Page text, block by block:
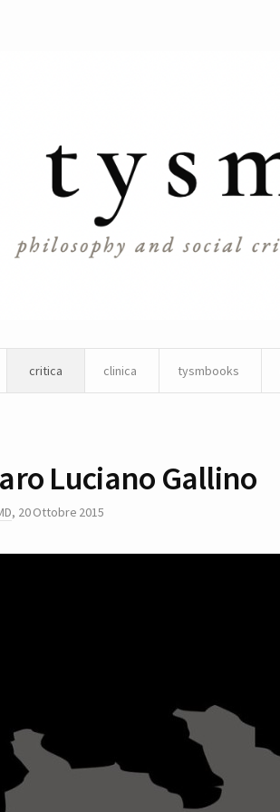
critica clinica tysmbooks
Luciano Gallino
, 20 Ottobre 2015